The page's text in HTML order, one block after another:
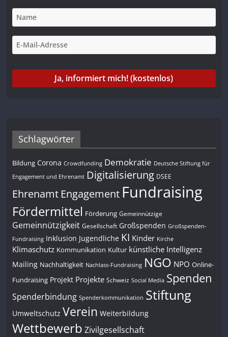
Schlagwörter
Bildung Corona Crowdfunding Demokratie Deutsche Stiftung für
Engagement und Ehrenamt Digitalisierung DSEE
Ehrenamt Engagement Fundraising
Fördermittel Förderung Gemeinnützige
Gemeinnützigkeit Gesellschaft Großspenden Großspenden-
Fundraising Inklusion Jugendliche KI Kinder Kirche
Klimaschutz Kommunikation Kultur künstliche Intelligenz
Mailing Nachhaltigkeit Nachlass-Fundraising NGO NPO Online-
Fundraising Projekt Projekte Schweiz Social Media Spenden
Spenderbindung Spenderkommunikation Stiftung
Umweltschutz Verein Weiterbildung
Wettbewerb Zivilgesellschaft